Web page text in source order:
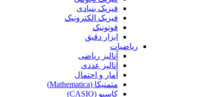
فیزیک بنیادی
فیزیک الکترونیک
فوتونیک
ابزار دقیق
ریاضیات
آنالیز ریاضی
آنالیز عددی
آمار و احتمال
متمتیکا (Mathematica)
کاسیو (CASIO)